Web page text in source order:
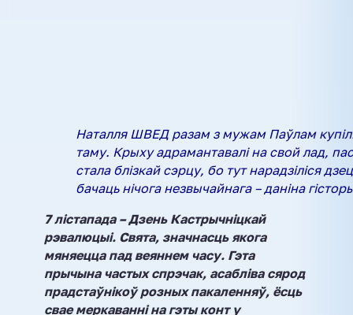
Наталля ШВЕД разам з мужам Паўлам
таму. Крыху адрамантавалі на свой лад,
стала блізкай сэрцу, бо тут нарадзіліся
бачаць нічога незвычайнага – даніна
7 лістапада – Дзень Кастрычніцкай
рэвалюцыі. Свята, значнасць якога
мяняецца пад веяннем часу. Гэта
прычына частых спрэчак, асабліва сярод
прадстаўнікоў розных пакаленняў, ёсць
свае меркаванні на гэты конт у